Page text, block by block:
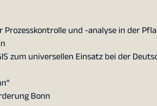
und -analyse in der
zum universellen Einsatz bei der
Bonn